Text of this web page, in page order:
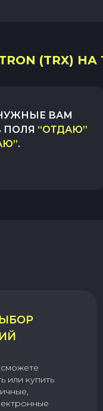
(TRX) НА
ВАМ
ПОЛЯ “ОТДАЮ”
.
или купить